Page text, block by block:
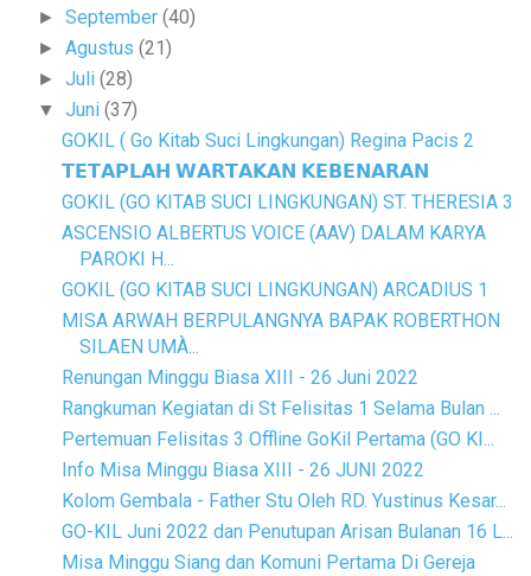
►September(40)
►Agustus(21)
►Juli(28)
▼Juni(37)
GOKIL ( Go Kitab Suci Lingkungan) Regina Pacis 2
𝗧𝗘𝗧𝗔𝗣𝗟𝗔𝗛 𝗪𝗔𝗥𝗧𝗔𝗞𝗔𝗡 𝗞𝗘𝗕𝗘𝗡𝗔𝗥𝗔𝗡
GOKIL (GO KITAB SUCI LINGKUNGAN) ST. THERESIA 3
ASCENSIO ALBERTUS VOICE (AAV) DALAM KARYA
PAROKI H...
GOKIL (GO KITAB SUCI LINGKUNGAN) ARCADIUS 1
MISA ARWAH BERPULANGNYA BAPAK ROBERTHON
SILAEN UMÀ...
Renungan Minggu Biasa XIII - 26 Juni 2022
Rangkuman Kegiatan di St Felisitas 1 Selama Bulan ...
Pertemuan Felisitas 3 Offline GoKil Pertama (GO KI...
Info Misa Minggu Biasa XIII - 26 JUNI 2022
Kolom Gembala - Father Stu Oleh RD. Yustinus Kesar...
GO-KIL Juni 2022 dan Penutupan Arisan Bulanan 16 L...
Misa Minggu Siang dan Komuni Pertama Di Gereja